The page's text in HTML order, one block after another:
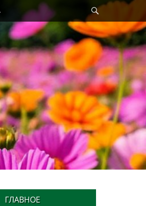
Найти
ГЛАВНОЕ